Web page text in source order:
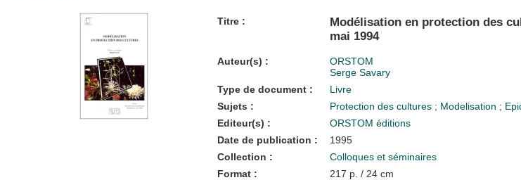
Titre :
Modélisation en protection des
mai 1994
Auteur(s) :
ORSTOM
Serge Savary
Type de document :
Livre
Sujets :
Protection des cultures ; Modelisation ;
Editeur(s) :
ORSTOM éditions
Date de publication :
1995
Collection :
Colloques et séminaires
Format :
217 p. / 24 cm